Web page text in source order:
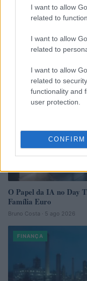
I want to allow
related to
I want to allow
related to
I want to allow
related to
functionality and
user protection.
CONFIRM
Gávea Investimentos
bilhões para Bradesco
FINANÇA
O Papel da IA no Day
Família Euro
Bruno Costa · 5 ago 2026
FINANÇA